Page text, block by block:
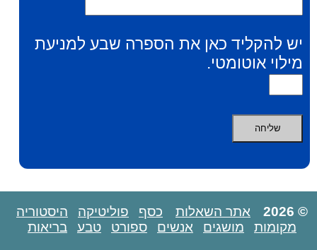
יש להקליד כאן את הספרה שבע למניעת
מילוי אוטומטי.
© 2026 אתר השאלות כסף פוליטיקה
היסטוריה
מקומות
מושגים אנשים ספורט טבע בריאות